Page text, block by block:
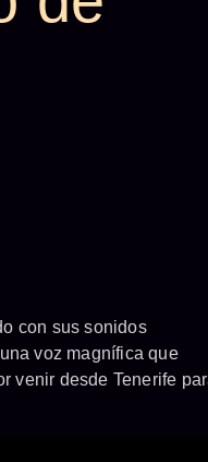
con sus sonidos
voz magnífica que
venir desde Tenerife